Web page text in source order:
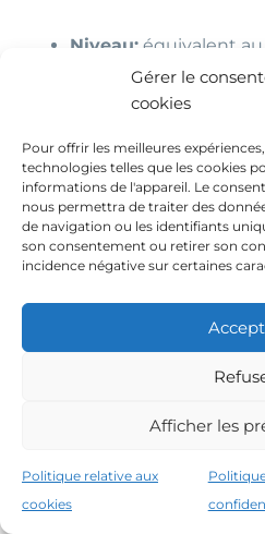
Gérer le
cookies
Pour offrir les meilleures
technologies telles que les cookies
informations de l'appareil. Le
nous permettra de traiter des
de navigation ou les identifiants
son consentement ou retirer son
incidence négative sur certaines
Afficher les
Politique relative aux
cookies
Niveau: équivalent
initial (niveau 5 du
certifications).
Baccalauréat, ou
Formation FP
d’accès, ou
Examen d’entrée
Durée:2 ans (environ
Objectif :
former des
avec des
responsabilités
Parcours
Entrer sur le
Ou continuer à